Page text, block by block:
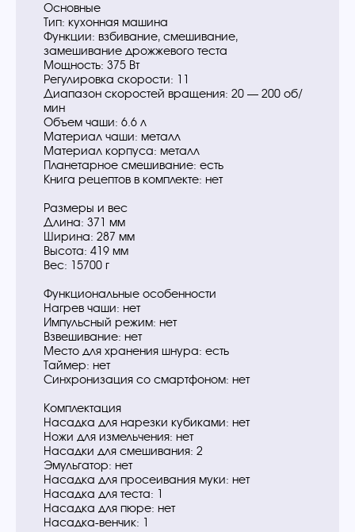
Основные
Тип: кухонная машина
Функции: взбивание, смешивание,
замешивание дрожжевого теста
Мощность: 375 Вт
Регулировка скорости: 11
Диапазон скоростей вращения: 20 — 200 об/
мин
Объем чаши: 6.6 л
Материал чаши: металл
Материал корпуса: металл
Планетарное смешивание: есть
Книга рецептов в комплекте: нет
Размеры и вес
Длина: 371 мм
Ширина: 287 мм
Высота: 419 мм
Вес: 15700 г
Функциональные особенности
Нагрев чаши: нет
Импульсный режим: нет
Взвешивание: нет
Место для хранения шнура: есть
Таймер: нет
Синхронизация со смартфоном: нет
Комплектация
Насадка для нарезки кубиками: нет
Ножи для измельчения: нет
Насадки для смешивания: 2
Эмульгатор: нет
Насадка для просеивания муки: нет
Насадка для теста: 1
Насадка для пюре: нет
Насадка-венчик: 1